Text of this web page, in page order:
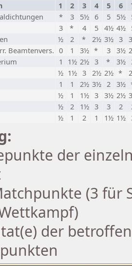
1 2 3 4 5 6
* 3 5½ 6 5 5½
3 * 4 5 4½ 4½
½ 2 * 2½ 3½ 3
Beamtenvers. 0 1 3½ * 3 3½
1 1½ 2½ 3 * 3½
½ 1½ 3 2½ 2½ *
1 1 2½ 3½ 2 3½
½ 1 1½ 3 3½ 2½
½ 2 1½ 3 3 2
½ 1 2 1 1½ 1½
der
(3 für
der